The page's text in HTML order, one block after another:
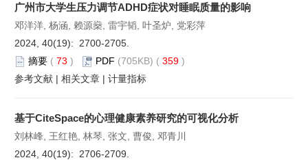
广州市大学生压力调节ADHD症状对睡眠质量的影响
邓洋洋, 杨涵, 赖源燊, 雷宇韬, 叶圣炉, 党彩萍
2024, 40(19): 2700-2705.
摘要 ( 73 ) PDF (705KB) ( 359 )
参考文献 | 相关文章 | 计量指标
基于CiteSpace的心理健康素养研究的可视化分析
刘林峰, 王红艳, 林琴, 张文, 曹俊, 邓青川
2024, 40(19): 2706-2709.